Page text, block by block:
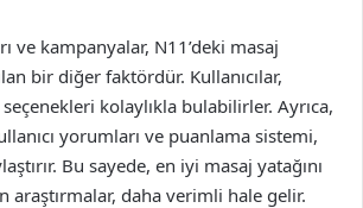
ve kampanyalar, N11’deki masaj
bir diğer faktördür. Kullanıcılar,
kolaylıkla bulabilirler. Ayrıca,
yorumları ve puanlama sistemi,
Bu sayede, en iyi masaj yatağını
araştırmalar, daha verimli hale gelir.